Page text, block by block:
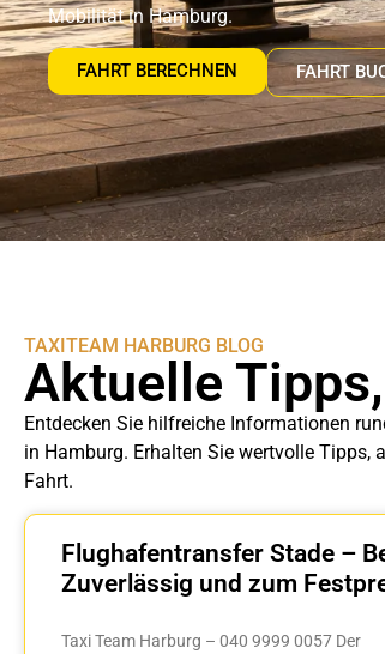
Mobilität in Hamburg.
FAHRT BERECHNEN FAHRT
TAXITEAM HARBURG BLOG
Aktuelle
Entdecken Sie hilfreiche Informationen
in Hamburg. Erhalten Sie wertvolle Tipps,
Fahrt.
Flughafentransfer Stade –
Zuverlässig und zum
Taxi Team Harburg – 040 9999 0057 Der